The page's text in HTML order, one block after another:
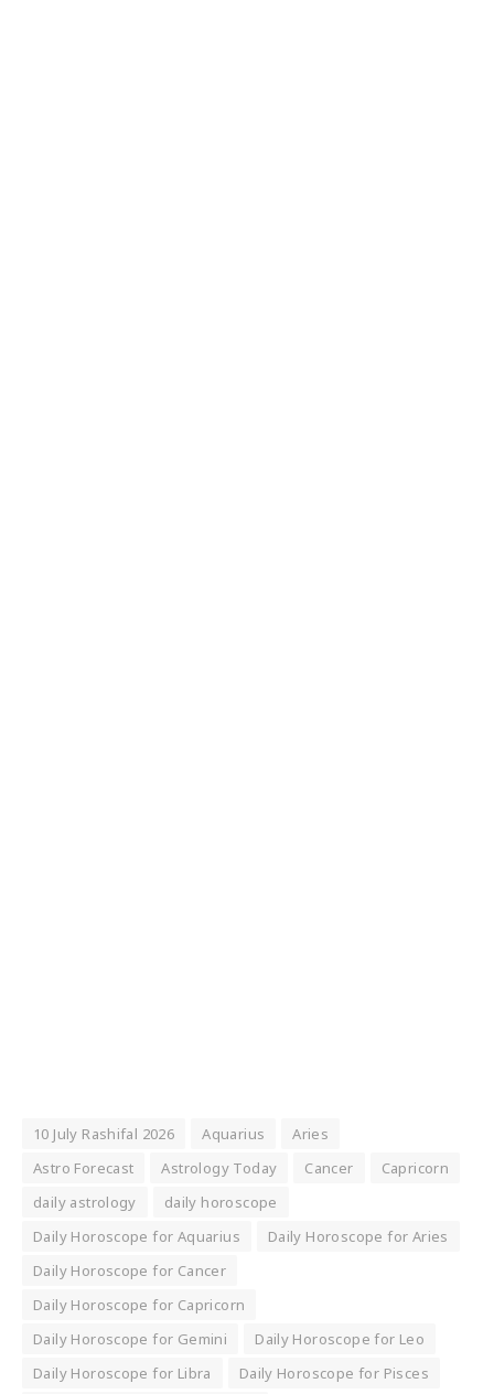
10 July Rashifal 2026 Aquarius
Aries
Astro Forecast
Astrology Today Cancer
Capricorn
daily astrology
daily horoscope
Daily Horoscope for Aquarius
Daily Horoscope for Aries
Daily Horoscope for Cancer
Daily Horoscope for Capricorn
Daily Horoscope for Gemini
Daily Horoscope for Leo
Daily Horoscope for Libra
Daily Horoscope for Pisces